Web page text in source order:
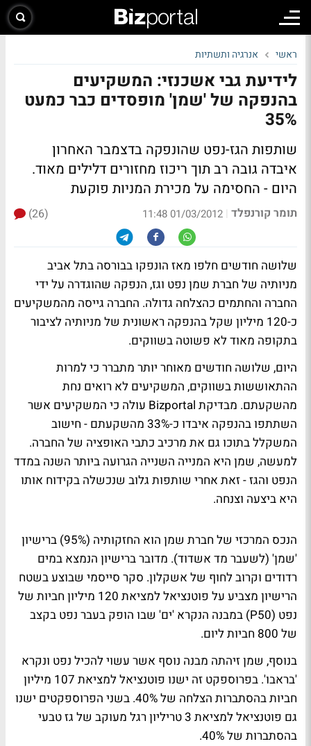
ראשי אנרגיה ותשתיות
לידיעת גבי אשכנזי: המשקיעים
בהנפקה של 'שמן' מופסדים כבר כמעט
35%
שותפות הגז-נפט שהונפקה בדצמבר האחרון
איבדה גובה רב תוך ריכוז מחזורים דלילים מאוד.
היום - החסימה על מכירת המניות פוקעת
תומר קורנפלד |
01/03/2012 11:48
(26)
שלושה חודשים חלפו מאז הונפקו בבורסה בתל אביב
מניותיה של חברת שמן נפט וגז, הנפקה שהוגדרה על ידי
החברה והחתמים כהצלחה גדולה. החברה גייסה מהמשקיעים
כ-120 מיליון שקל בהנפקה ראשונית של מניותיה לציבור
בתקופה מאוד לא פשוטה בשווקים.
היום, שלושה חודשים מאוחר יותר מתברר כי למרות
ההתאוששות בשווקים, המשקיעים לא רואים נחת
מהשקעתם. מבדיקת Bizportal עולה כי המשקיעים אשר
השתתפו בהנפקה איבדו כ-33% מהשקעתם - חישוב
המשקלל בתוכו גם את מרכיב כתבי האופציה של החברה.
למעשה, שמן היא המנייה השנייה הגרועה ביותר השנה במדד
הנפט והגז - זאת אחרי שותפות גלוב שנכשלה בקידוח אותו
היא ביצעה וצנחה.
הנכס המרכזי של חברת שמן הוא החזקותיה (95%) ברישיון
'שמן' (לשעבר מד אשדוד). מדובר ברישיון הנמצא במים
רדודים וקרוב לחוף של אשקלון. סקר סייסמי שבוצע בשטח
הרישיון מצביע על פוטנציאל למציאת 120 מיליון חביות של
נפט (P50) במבנה הנקרא 'ים' שבו הופק בעבר נפט בקצב
של 800 חביות ליום.
בנוסף, שמן זיהתה מבנה נוסף אשר עשוי להכיל נפט ונקרא
'בראבו'. בפרוספקט זה ישנו פוטנציאל למציאת 107 מיליון
חביות בהסתברות הצלחה של 40%. בשני הפרוספקטים ישנו
גם פוטנציאל למציאת 3 טריליון רגל מעוקב של גז טבעי
בהסתברות של 40%.